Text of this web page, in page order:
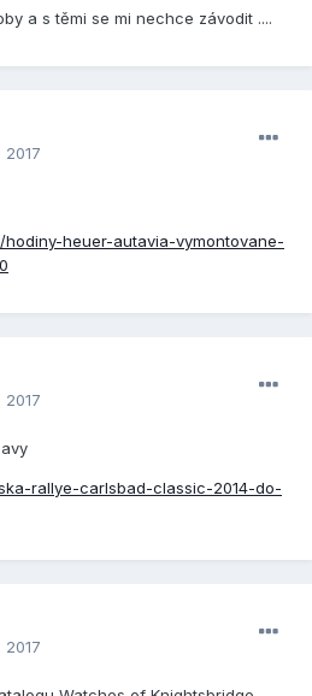
a s těmi se mi nechce závodit ....
2017
heuer-autavia-vymontovane-
2017
rallye-carlsbad-classic-2014-do-
2017